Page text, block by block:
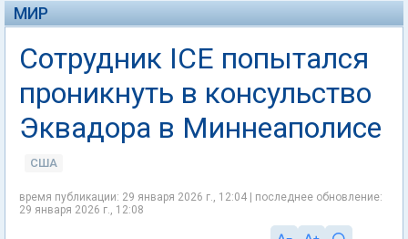
МИР
Сотрудник ICE попытался
проникнуть в консульство
Эквадора в Миннеаполисе
США
время публикации: 29 января 2026 г., 12:04 | последнее обновление:
29 января 2026 г., 12:08